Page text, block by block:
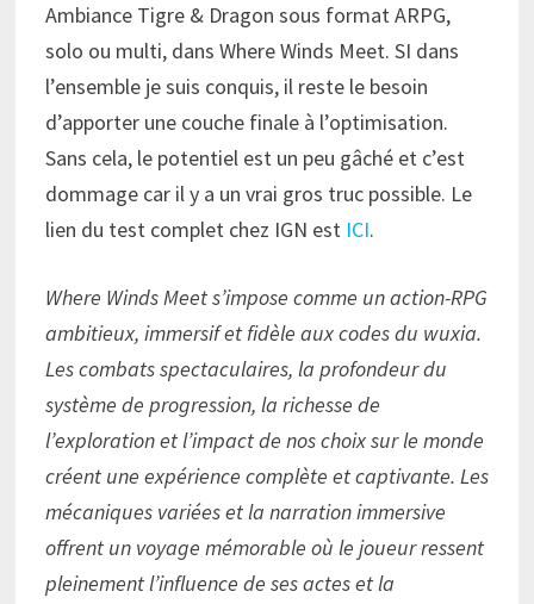
Ambiance Tigre & Dragon sous format ARPG,
solo ou multi, dans Where Winds Meet. SI dans
l’ensemble je suis conquis, il reste le besoin
d’apporter une couche finale à l’optimisation.
Sans cela, le potentiel est un peu gâché et c’est
dommage car il y a un vrai gros truc possible. Le
lien du test complet chez IGN est ICI.
Where Winds Meet s’impose comme un action-RPG
ambitieux, immersif et fidèle aux codes du wuxia.
Les combats spectaculaires, la profondeur du
système de progression, la richesse de
l’exploration et l’impact de nos choix sur le monde
créent une expérience complète et captivante. Les
mécaniques variées et la narration immersive
offrent un voyage mémorable où le joueur ressent
pleinement l’influence de ses actes et la